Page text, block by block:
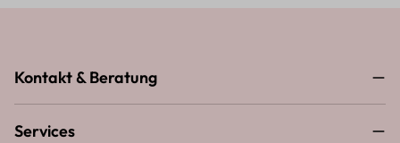
Kontakt & Beratung
Services